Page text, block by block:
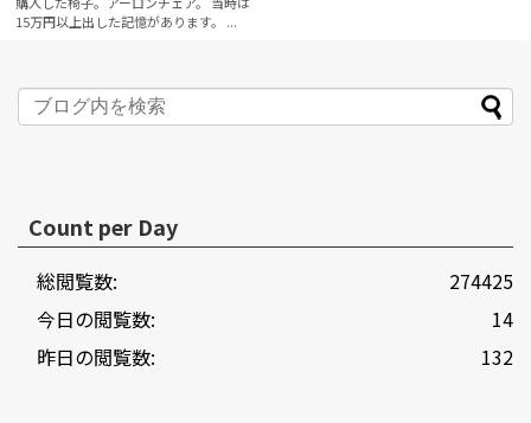
15万円以上出した記憶があります。 ...
Count per Day
274425
総閲覧数:
14
今日の閲覧数:
132
昨日の閲覧数: